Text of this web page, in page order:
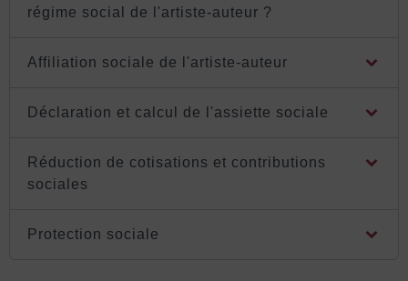
régime social de l'artiste-auteur ?
Affiliation sociale de l'artiste-auteur
Déclaration et calcul de l'assiette sociale
Réduction de cotisations et contributions
sociales
Protection sociale